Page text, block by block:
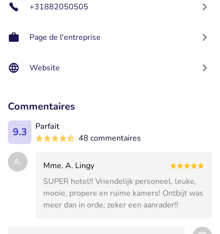
+31882050505
Page de l'entreprise
Website
Commentaires
9.3
Parfait
48 commentaires
A.
Mme. A. Lingy
SUPER hotel!! Vriendelijk personeel, leuke,
mooie, propere en ruime kamers! Ontbijt was
meer dan in orde; zeker een aanrader!!